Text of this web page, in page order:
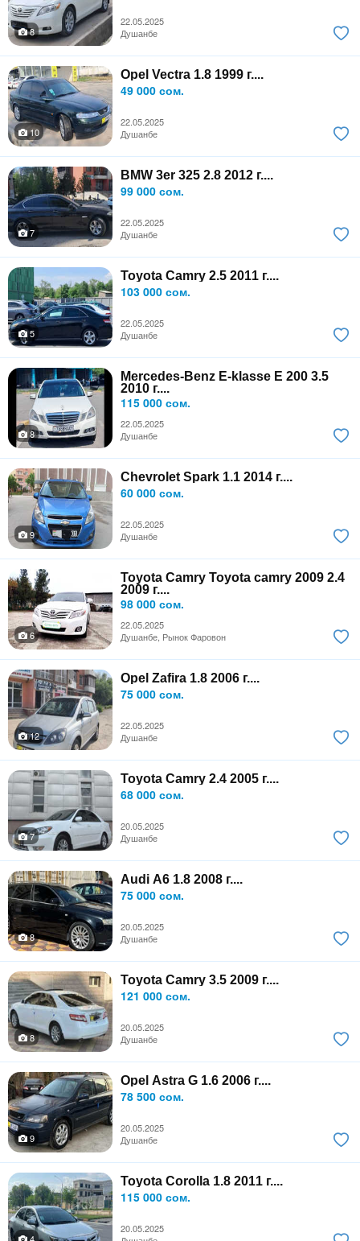
22.05.2025
8
Душанбе
Opel Vectra 1.8 1999 г....
49 000 сом.
22.05.2025
10
Душанбе
BMW 3er 325 2.8 2012 г....
99 000 сом.
22.05.2025
7
Душанбе
Toyota Camry 2.5 2011 г....
103 000 сом.
22.05.2025
5
Душанбе
Mercedes-Benz E-klasse E 200 3.5
2010 г....
115 000 сом.
22.05.2025
8
Душанбе
Chevrolet Spark 1.1 2014 г....
60 000 сом.
22.05.2025
9
Душанбе
Toyota Camry Toyota camry 2009 2.4
2009 г....
98 000 сом.
22.05.2025
6
Душанбе, Рынок Фаровон
Opel Zafira 1.8 2006 г....
75 000 сом.
22.05.2025
12
Душанбе
Toyota Camry 2.4 2005 г....
68 000 сом.
20.05.2025
7
Душанбе
Audi A6 1.8 2008 г....
75 000 сом.
20.05.2025
8
Душанбе
Toyota Camry 3.5 2009 г....
121 000 сом.
20.05.2025
8
Душанбе
Opel Astra G 1.6 2006 г....
78 500 сом.
20.05.2025
9
Душанбе
Toyota Corolla 1.8 2011 г....
115 000 сом.
20.05.2025
4